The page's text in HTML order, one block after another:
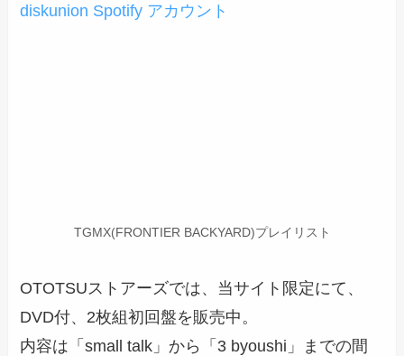
diskunion Spotify アカウント
TGMX(FRONTIER BACKYARD)プレイリスト
OTOTSUストアーズでは、当サイト限定にて、
DVD付、2枚組初回盤を販売中。
内容は「small talk」から「3 byoushi」までの間